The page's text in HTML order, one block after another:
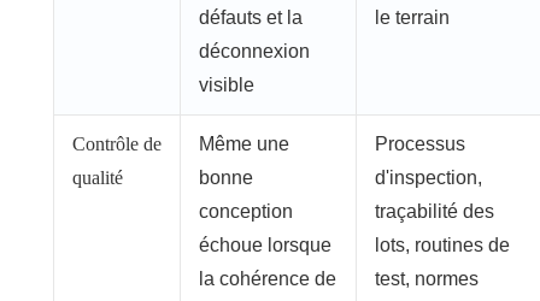
défauts et la
déconnexion
visible
le terrain
Contrôle de
qualité
Même une
bonne
conception
échoue lorsque
la cohérence de
Processus
d'inspection,
traçabilité des
lots, routines de
test, normes